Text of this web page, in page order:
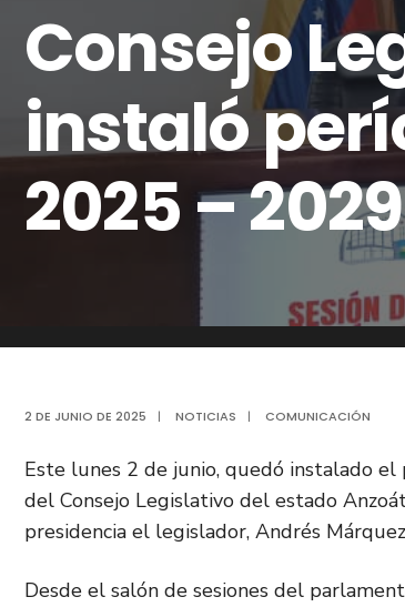
Consejo
instaló
2025 – 2029
2 DE JUNIO DE 2025 | NOTICIAS | COMUNICACIÓN
Este lunes 2 de junio, quedó instalado
del Consejo Legislativo del estado
presidencia el legislador, Andrés
Desde el salón de sesiones del